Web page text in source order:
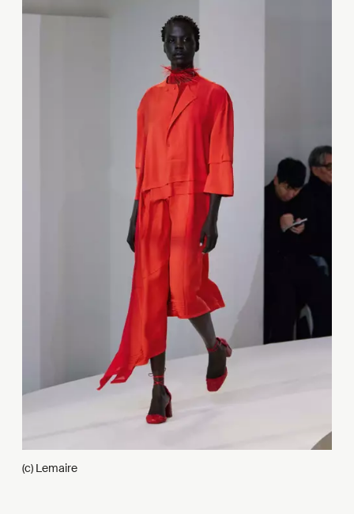
(c) Lemaire